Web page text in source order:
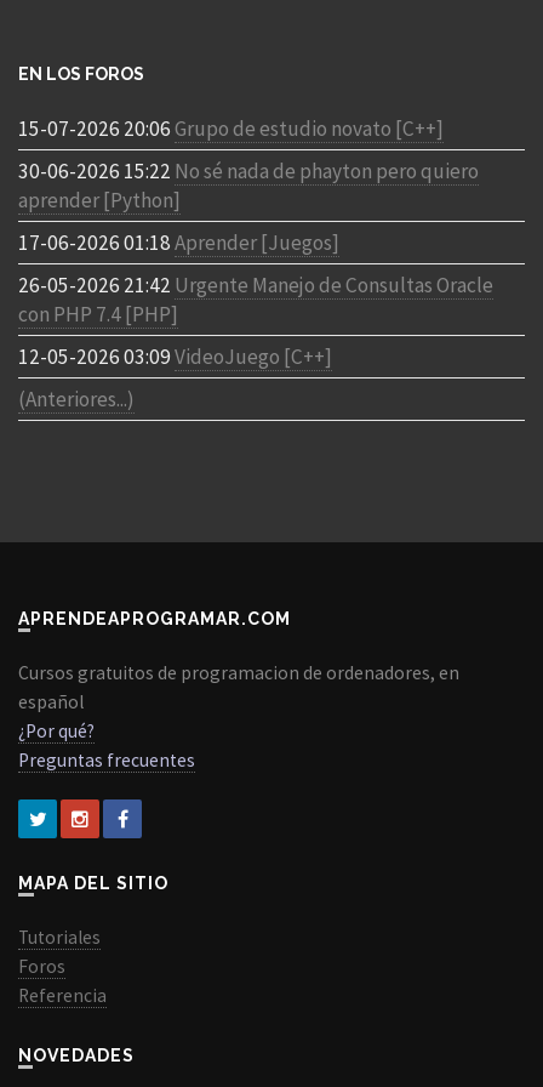
EN LOS FOROS
15-07-2026 20:06Grupo de estudio novato [C++]
30-06-2026 15:22 No sé nada de phayton pero quiero
aprender [Python]
17-06-2026 01:18Aprender [Juegos]
26-05-2026 21:42 Urgente Manejo de Consultas Oracle
con PHP 7.4 [PHP]
12-05-2026 03:09VideoJuego [C++]
(Anteriores...)
APRENDEAPROGRAMAR.COM
Cursos gratuitos de programacion de ordenadores, en
español
¿Por qué?
Preguntas frecuentes
MAPA DEL SITIO
Tutoriales
Foros
Referencia
NOVEDADES